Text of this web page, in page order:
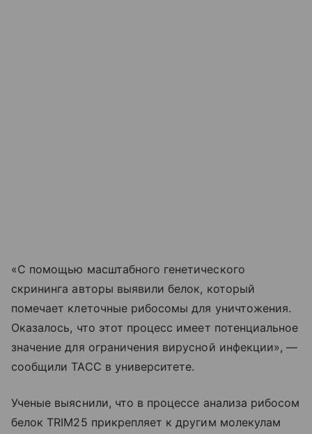
«С помощью масштабного генетического
скрининга авторы выявили белок, который
помечает клеточные рибосомы для уничтожения.
Оказалось, что этот процесс имеет потенциальное
значение для ограничения вирусной инфекции», —
сообщили ТАСС в университете.
Ученые выяснили, что в процессе анализа рибосом
белок TRIM25 прикрепляет к другим молекулам